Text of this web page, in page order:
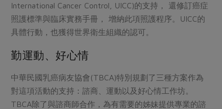
International Cancer Control, UICC)的支持， 還修訂癌症
照護標準與臨床實務手冊， 增納此項照護程序。UICC的
具體行動，也獲得世界衛生組織的認可。
勤運動、好心情
中華民國乳癌病友協會(TBCA)特別規劃了三種方案作為
對這項活動的支持：諮商、運動以及好心情工作坊。
TBCA除了與諮商師合作，為有需要的姊妹提供專業的諮